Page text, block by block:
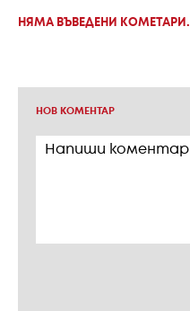
НЯМА ВЪВЕДЕНИ КОМЕТАРИ.
НОВ КОМЕНТАР